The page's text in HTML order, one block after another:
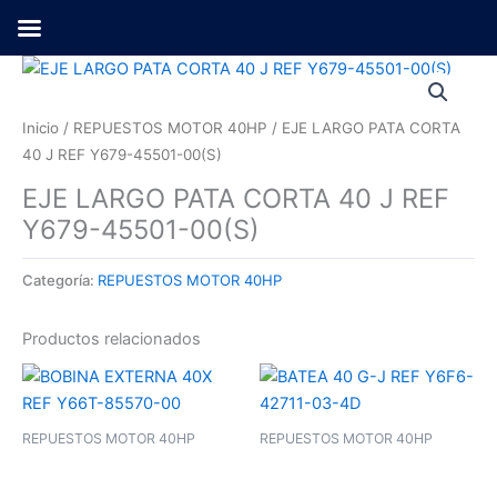
contenido
Inicio / REPUESTOS MOTOR 40HP / EJE LARGO PATA CORTA
40 J REF Y679-45501-00(S)
EJE LARGO PATA CORTA 40 J REF
Y679-45501-00(S)
Categoría: REPUESTOS MOTOR 40HP
Productos relacionados
REPUESTOS MOTOR 40HP REPUESTOS MOTOR 40HP